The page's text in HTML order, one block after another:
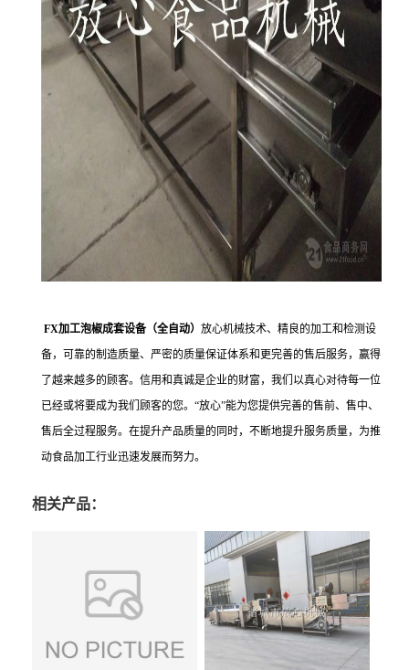
FX加工泡椒成套设备（全自动） 放心机械技术、精良的加工和检测设
备，可靠的制造质量、严密的质量保证体系和更完善的售后服务，赢得
了越来越多的顾客。信用和真诚是企业的财富，我们以真心对待每一位
已经或将要成为我们顾客的您。“放心”能为您提供完善的售前、售中、
售后全过程服务。在提升产品质量的同时，不断地提升服务质量，为推
动食品加工行业迅速发展而努力。
相关产品：